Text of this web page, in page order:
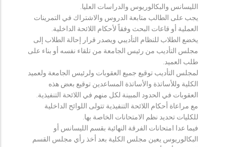
الليسانس والبكالوريوس والدراسات العليا.
يجب على الطالب متابعة الدروس والاشتراك في التمرينات
العملية أو قاعات البحث وفقاً لأحكام اللائحة الداخلية.
يخضع الطلاب للنظام التأديبي ويصدر قرار إحالة الطلاب إلى
مجلس التأديب من رئيس الجامعة من تلقاء نفسه أو بناء على
طلب العميد.
لمجلس التأديب توقيع جميع العقوبات ولرئيس الجامعة ولعميد
الكلية وللأساتذة والأساتذة المساعدين توقيع بعض هذه
العقوبات في الحدود المبينة لكل منهم في اللائحة التنفيذية.
مع مراعاة أحكام اللائحة التنفيذية تتولى اللوائح الداخلية
للكليات تحديد نظم الامتحانات الخاصة بها.
فيما عدا امتحانات الفرقة النهائية بقسم الليسانس أو
البكالوريوس يعين مجلس الكلية بعد أخذ رأي مجلس القسم